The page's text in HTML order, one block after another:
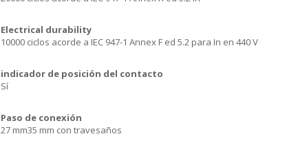
Electrical durability
10000 ciclos acorde a IEC 947-1 Annex F ed 5.2 para In en 440 V
indicador de posición del contacto
Sí
Paso de conexión
27 mm35 mm con travesaños